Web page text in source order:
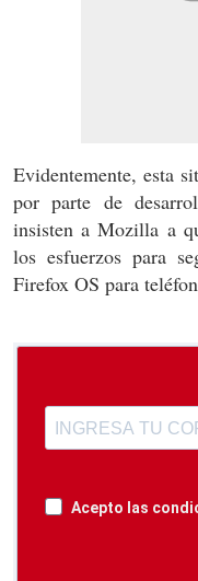
Evidentemente, esta
por parte de
insisten a Mozilla a
los esfuerzos para
Firefox OS para
Acepto las